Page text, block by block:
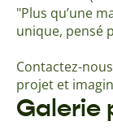
"Plus qu’une
unique, pensé
Contactez-
projet et
Galerie